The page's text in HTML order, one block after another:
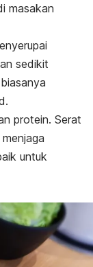
masakan
sedikit
protein. Serat
untuk